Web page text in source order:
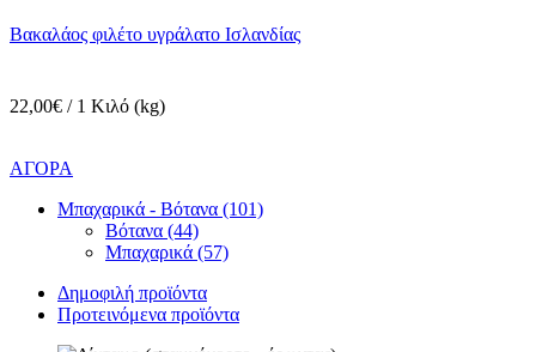
Βακαλάος φιλέτο υγράλατο Ισλανδίας
22,00€ / 1 Κιλό (kg)
ΑΓΟΡΑ
Μπαχαρικά - Βότανα (101)
Βότανα (44)
Μπαχαρικά (57)
Δημοφιλή προϊόντα
Προτεινόμενα προϊόντα